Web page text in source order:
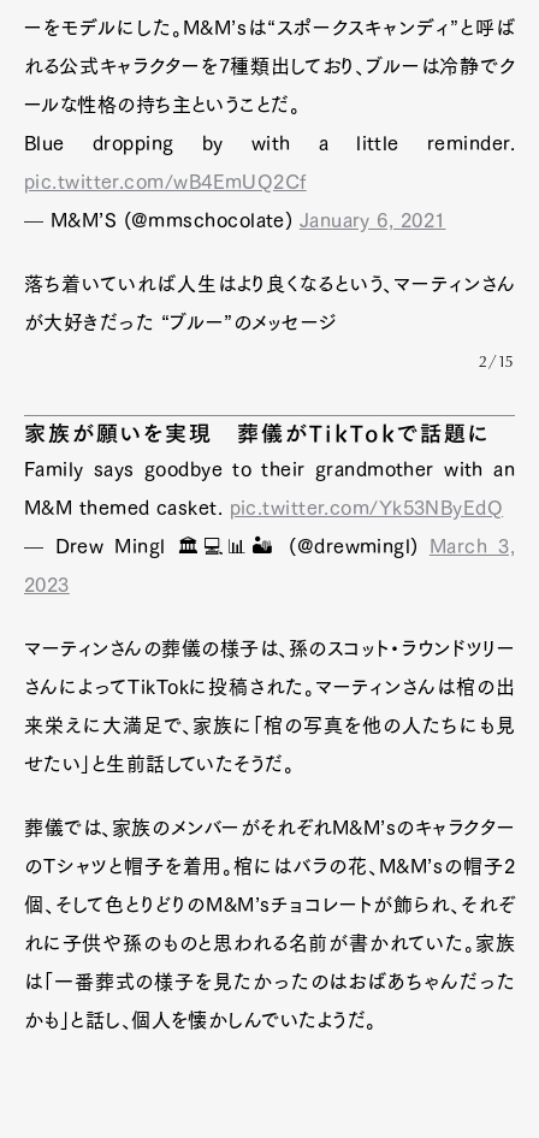
ーをモデルにした。M&M’sは“スポークスキャンディ”と呼ば
れる公式キャラクターを7種類出しており、ブルーは冷静でク
ールな性格の持ち主ということだ。
Blue dropping by with a little reminder.
pic.twitter.com/wB4EmUQ2Cf
— M&M’S (@mmschocolate) January 6, 2021
落ち着いていれば人生はより良くなるという、マーティンさん
が大好きだった “ブルー”のメッセージ
2/15
家族が願いを実現 葬儀がTikTokで話題に
Family says goodbye to their grandmother with an
M&M themed casket. pic.twitter.com/Yk53NByEdQ
— Drew Mingl 🏛💻📊🏜️ (@drewmingl)
March 3,
2023
マーティンさんの葬儀の様子は、孫のスコット・ラウンドツリー
さんによってTikTokに投稿された。マーティンさんは棺の出
来栄えに大満足で、家族に「棺の写真を他の人たちにも見
せたい」と生前話していたそうだ。
葬儀では、家族のメンバーがそれぞれM&M’sのキャラクター
のTシャツと帽子を着用。棺にはバラの花、M&M’sの帽子2
個、そして色とりどりのM&M’sチョコレートが飾られ、それぞ
れに子供や孫のものと思われる名前が書かれていた。家族
は「一番葬式の様子を見たかったのはおばあちゃんだった
かも」と話し、個人を懐かしんでいたようだ。